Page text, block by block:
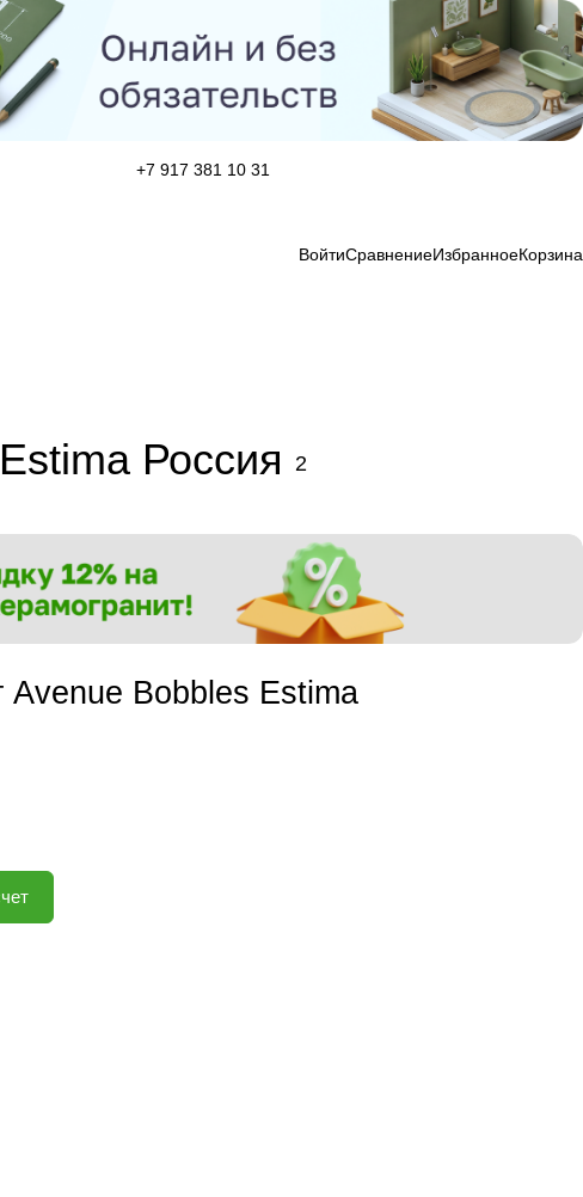
+7 917 381 10 31
ВойтиСравнениеИзбранноеКорзина
Россия 2
Avenue Bobbles Estima